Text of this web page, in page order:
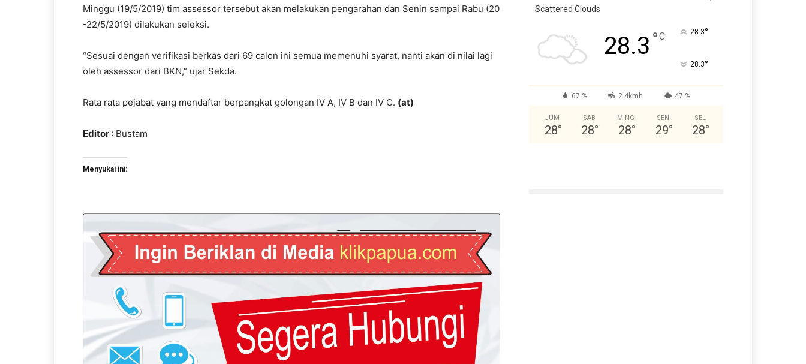
Minggu (19/5/2019) tim assessor tersebut akan melakukan pengarahan dan Senin sampai Rabu (20
-22/5/2019) dilakukan seleksi.
“Sesuai dengan verifikasi berkas dari 69 calon ini semua memenuhi syarat, nanti akan di nilai lagi
oleh assessor dari BKN,” ujar Sekda.
Rata rata pejabat yang mendaftar berpangkat golongan IV A, IV B dan IV C. (at)
Editor : Bustam
Menyukai ini:
Scattered Clouds
28.3 °C 28.3°
28.3°
67 % 2.4kmh 47 %
JUM
28°
SAB
28°
MING
28°
SEN
29°
SEL
28°